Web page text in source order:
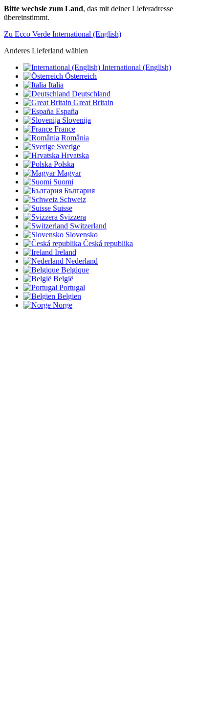
Bitte wechsle zum Land, das mit deiner Lieferadresse
übereinstimmt.
Zu Ecco Verde International (English)
Anderes Lieferland wählen
International (English)
Österreich
Italia
Deutschland
Great Britain
España
Slovenija
France
România
Sverige
Hrvatska
Polska
Magyar
Suomi
България
Schweiz
Suisse
Svizzera
Switzerland
Slovensko
Česká republika
Ireland
Nederland
Belgique
België
Portugal
Belgien
Norge